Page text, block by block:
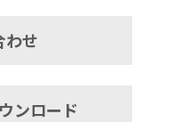
わせ
ンロード